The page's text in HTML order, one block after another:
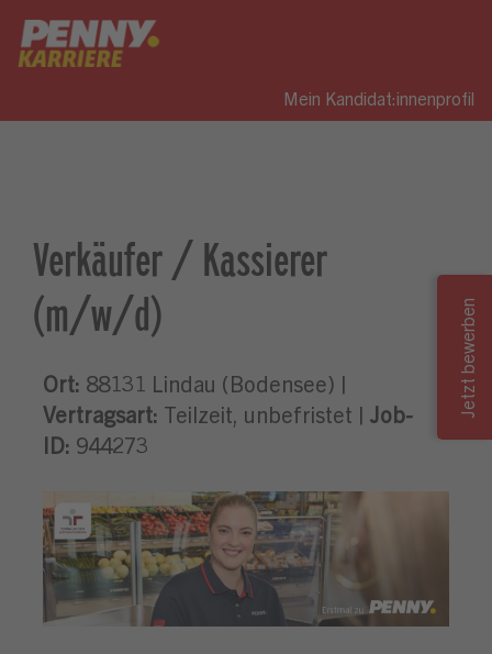
Mein Kandidat:innenprofil
Verkäufer / Kassierer
(m/w/d)
Ort: 88131 Lindau (Bodensee) |
Vertragsart: Teilzeit, unbefristet | Job-
ID: 944273